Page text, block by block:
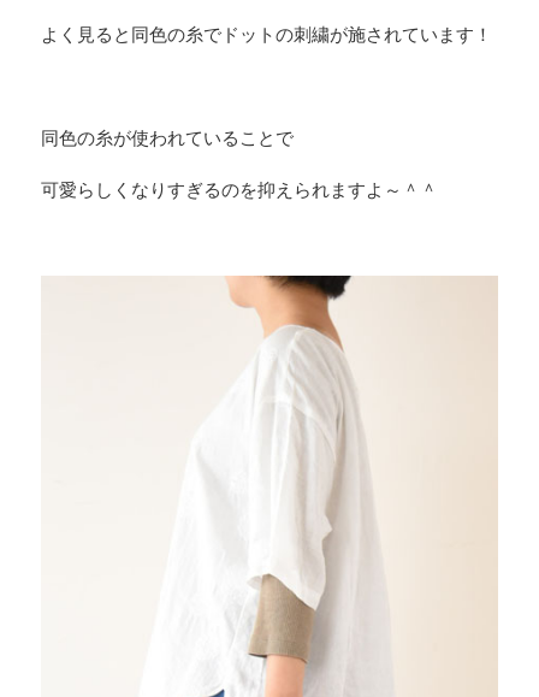
よく見ると同色の糸でドットの刺繍が施されています！
同色の糸が使われていることで
可愛らしくなりすぎるのを抑えられますよ～＾＾